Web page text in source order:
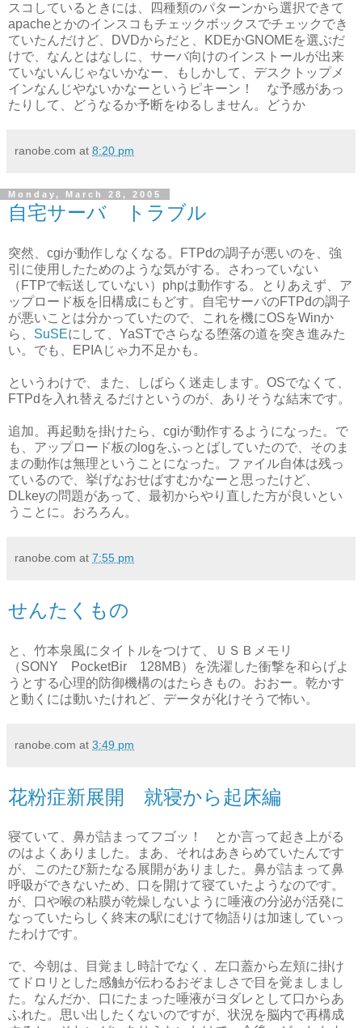
スコしているときには、四種類のパターンから選択できて
apacheとかのインスコもチェックボックスでチェックでき
ていたんだけど、DVDからだと、KDEかGNOMEを選ぶだ
けで、なんとはなしに、サーバ向けのインストールが出来
ていないんじゃないかなー、もしかして、デスクトップメ
インなんじやないかなーというピキーン！ な予感があっ
たりして、どうなるか予断をゆるしません。どうか
ranobe.com at 8:20 pm
Monday, March 28, 2005
自宅サーバ トラブル
突然、cgiが動作しなくなる。FTPdの調子が悪いのを、強
引に使用したためのような気がする。さわっていない
（FTPで転送していない）phpは動作する。とりあえず、ア
ップロード板を旧構成にもどす。自宅サーバのFTPdの調子
が悪いことは分かっていたので、これを機にOSをWinか
ら、 SuSEにして、YaSTでさらなる堕落の道を突き進みた
い。でも、EPIAじゃ力不足かも。
というわけで、また、しばらく迷走します。OSでなくて、
FTPdを入れ替えるだけというのが、ありそうな結末です。
追加。再起動を掛けたら、cgiが動作するようになった。で
も、アップロード板のlogをふっとばしていたので、そのま
まの動作は無理ということになった。ファイル自体は残っ
ているので、挙げなおせばすむかなーと思ったけど、
DLkeyの問題があって、最初からやり直した方が良いとい
うことに。おろろん。
ranobe.com at 7:55 pm
せんたくもの
と、竹本泉風にタイトルをつけて、ＵＳＢメモリ
（SONY PocketBir 128MB）を洗濯した衝撃を和らげよ
うとする心理的防御機構のはたらきもの。おおー。乾かす
と動くには動いたけれど、データが化けそうで怖い。
ranobe.com at 3:49 pm
花粉症新展開 就寝から起床編
寝ていて、鼻が詰まってフゴッ！ とか言って起き上がる
のはよくありました。まあ、それはあきらめていたんです
が、このたび新たなる展開がありました。鼻が詰まって鼻
呼吸ができないため、口を開けて寝ていたようなのです。
が、口や喉の粘膜が乾燥しないように唾液の分泌が活発に
なっていたらしく終末の駅にむけて物語りは加速していっ
たわけです。
で、今朝は、目覚まし時計でなく、左口蓋から左頬に掛け
てドロリとした感触が伝わるおぞましさで目を覚ましまし
た。なんだか、口にたまった唾液がヨダレとして口からあ
ふれた。思い出したくないのですが、状況を脳内で再構成